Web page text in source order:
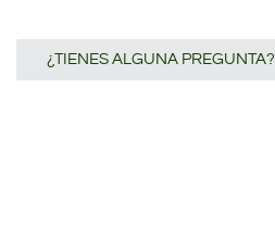
¿TIENES ALGUNA PREGUNTA?